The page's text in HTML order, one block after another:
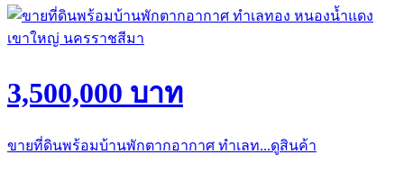
3,500,000 บาท
ขายที่ดินพร้อมบ้านพักตากอากาศ ทำเลท...ดูสินค้า